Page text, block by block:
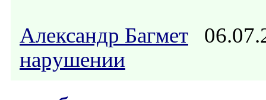
Александр Багмет
нарушении